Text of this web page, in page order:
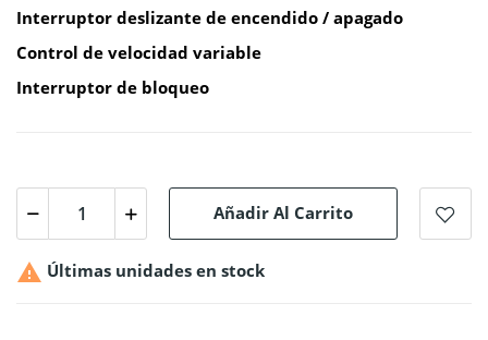
Interruptor deslizante de encendido / apagado
Control de velocidad variable
Interruptor de bloqueo
Añadir Al Carrito
 Últimas unidades en stock